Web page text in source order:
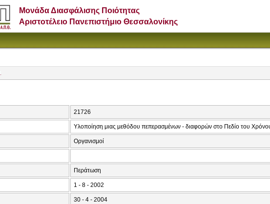
Μονάδα Διασφάλισης Ποιότητας
Αριστοτέλειο Πανεπιστήμιο Θεσσαλονίκης
21726
Υλοποίηση μιας μεθόδου πεπερασμένων - διαφορών στο Πεδίο του
Οργανισμοί
Περάτωση
1 - 8 - 2002
30 - 4 - 2004